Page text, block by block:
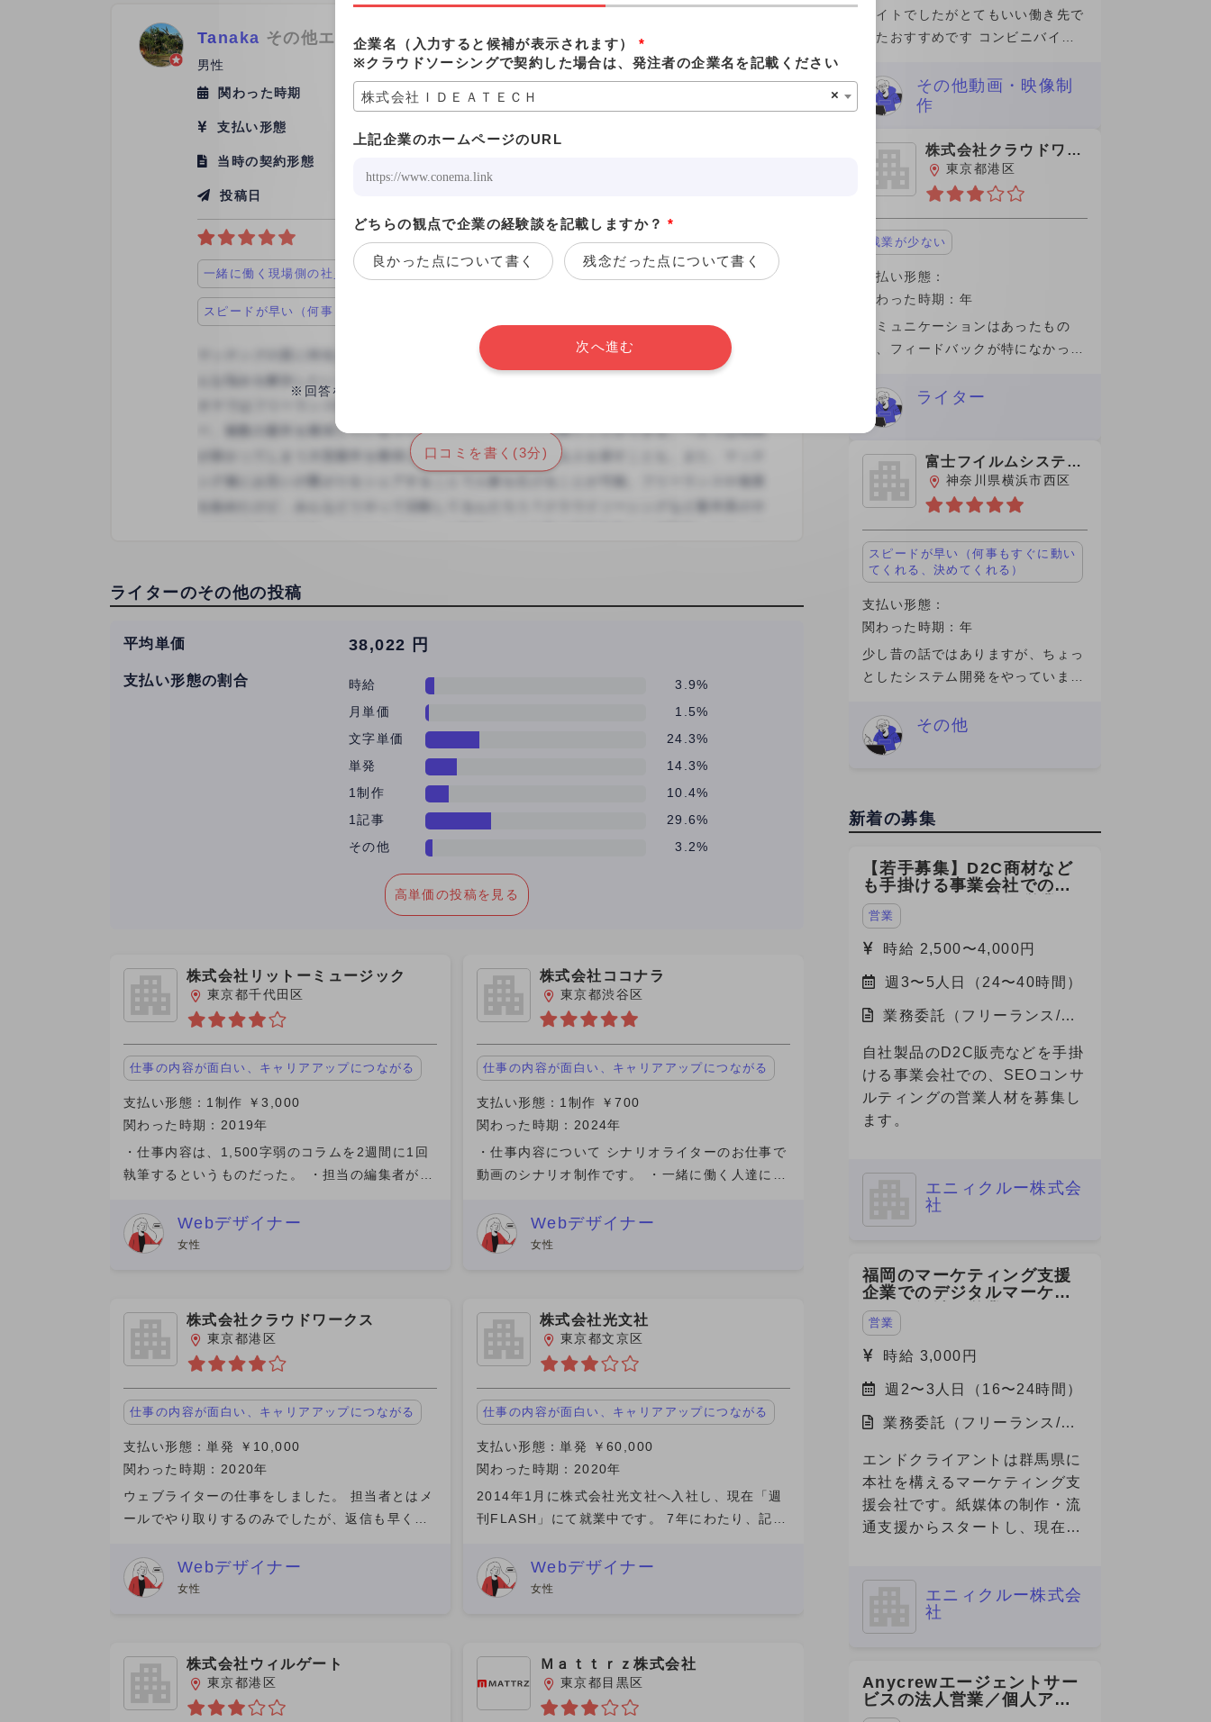
Tanaka その他エンジニア
男性
関わった時期
2023年
支払い形態
当時の契約形態
投稿日
一緒に働く現場側の社員に良い人が多い
スピードが早い（何事もすぐに動いてくれる、決めてくれる）
※回答をすると、30日間の閲覧権限（全件）が付与されます。
口コミを書く(3分)
ライターのその他の投稿
平均単価 38,022 円
支払い形態の割合 時給
3.9%
月単価
1.5%
文字単価
24.3%
単発
14.3%
1制作
10.4%
1記事
29.6%
その他
3.2%
高単価の投稿を見る
株式会社リットーミュージック
東京都千代田区
仕事の内容が面白い、キャリアアップにつながる
支払い形態：1制作 ￥3,000
関わった時期：2019年
・仕事内容は、1,500字弱のコラムを2週間に1回
執筆するというものだった。 ・担当の編集者がつ
ログやSNSで文章を書いていたら、Webサイトの
編集者から
Webデザイナー
女性
株式会社クラウドワークス
東京都港区
仕事の内容が面白い、キャリアアップにつながる
支払い形態：単発 ￥10,000
関わった時期：2020年
ウェブライターの仕事をしました。 担当者とはメ
ールでやり取りするのみでしたが、返信も早くス
単価が上がるシステムでしたが、メインの仕事が
ある自分は時間が限ら
Webデザイナー
女性
株式会社ウィルゲート
東京都港区
株式会社ココナラ
東京都渋谷区
仕事の内容が面白い、キャリアアップにつながる
支払い形態：1制作 ￥700
関わった時期：2024年
・仕事内容について シナリオライターのお仕事で
動画のシナリオ制作です。 ・一緒に働く人達につ
りでしたが、親切に丁寧に指導してくださったた
めスムーズに進みま
Webデザイナー
女性
株式会社光文社
東京都文京区
仕事の内容が面白い、キャリアアップにつながる
支払い形態：単発 ￥60,000
関わった時期：2020年
2014年1月に株式会社光文社へ入社し、現在「週
刊FLASH」にて就業中です。 7年にわたり、記
1 / 3 事件・ニュースからグラビアや企画全般を
担当、本
Webデザイナー
女性
Ｍａｔｔｒｚ株式会社
東京都目黒区
バイトでしたがとてもいい働き先で
したおすすめです コンビニバイト
もしれませんが、パートさんのお人
柄もよく業務内容の質問にもきちん
その他動画・映像制
作
株式会社クラウドワー
クス東京都港区
残業が少ない
支払い形態：
関わった時期：年
コミュニケーションはあったもの
の、フィードバックが特になかった
った。途中理由もなく、切られたの
は良質なコンテンツの記事を出せな
数料が高く
ライター
富士フイルムシステム
ズ株式会社
神奈川県横浜市西区
スピードが早い（何事もすぐに動い
てくれる、決めてくれる）
支払い形態：
関わった時期：年
少し昔の話ではありますが、ちょっ
としたシステム開発をやっていまし
ったり、改修したり、動かなければ
直すというような、わりと実務寄り
その他
新着の募集
【若手募集】D2C商材など
も手掛ける事業会社での
SEOコンサルの法人営業を
募集
営業
時給 2,500〜4,000円
週3〜5人日（24〜40時間）
業務委託（フリーランス/副
自社製品のD2C販売などを手掛
ける事業会社での、SEOコンサ
ルティングの営業人材を募集し
ます。
エニィクルー株式会
社
福岡のマーケティング支援
企業でのデジタルマーケテ
ィング領域の営業・PM
営業
時給 3,000円
週2〜3人日（16〜24時間）
業務委託（フリーランス/副
エンドクライアントは群馬県に
本社を構えるマーケティング支
援会社です。紙媒体の制作・流
通支援からスタートし、現在は
フルファネルでのマーケティン
グ支援を展開しています。 今
域の営業・提案・実行体制を確
立すべく、立ち上げメンバーと
エニィクルー株式会
社
Anycrewエージェントサー
ビスの法人営業／個人アド
バイザー（RA・CA）
企業名（入力すると候補が表示されます）
*
※クラウドソーシングで契約した場合は、発注者の企業名を記載ください
×
株式会社ＩＤＥＡＴＥＣＨ
上記企業のホームページのURL
どちらの観点で企業の経験談を記載しますか？ *
良かった点について書く 残念だった点について書く
次へ進む